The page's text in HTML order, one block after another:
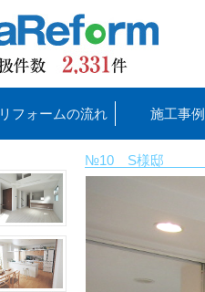
リフォームの流れ 施工事例
№10 S様邸